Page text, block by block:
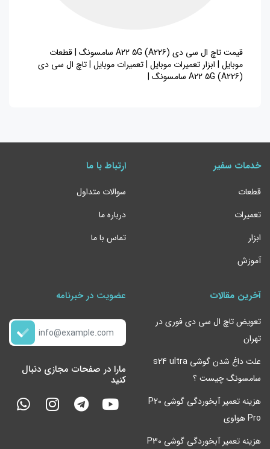
قیمت تاچ ال سی دی A22 5G (A226) سامسونگ | قطعات
موبایل | ابزار تعمیرات موبایل | تعمیرات موبایل | تاچ ال سی دی
A22 5G (A226) سامسونگ |
خدمات سفیر
قطعات
تعمیرات
ابزار
آموزش
ارتباط با ما
سوالات متداول
درباره ما
تماس با ما
آخرین مقالات
تعویض تاچ ال سی دی فوری در
تهران
علت داغ شدن گوشی s24 ultra
سامسونگ چیست ؟
هزینه تعمیر آبخوردگی گوشی P20
Pro هواوی
هزینه تعمیر آبخوردگی گوشی P30
عضویت در خبرنامه
مارا در صفحات مجازی دنبال
کنید